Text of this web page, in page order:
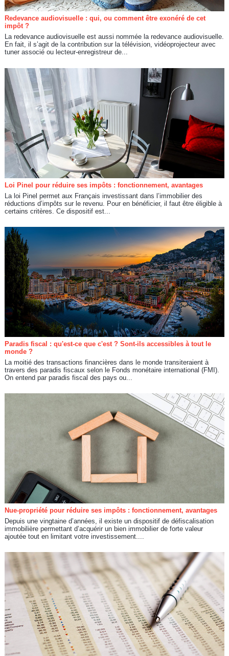
Redevance audiovisuelle : qui, ou comment être exonéré de cet
impôt ?
La redevance audiovisuelle est aussi nommée la redevance audiovisuelle.
En fait, il s’agit de la contribution sur la télévision, vidéoprojecteur avec
tuner associé ou lecteur-enregistreur de...
Loi Pinel pour réduire ses impôts : fonctionnement, avantages
La loi Pinel permet aux Français investissant dans l’immobilier des
réductions d’impôts sur le revenu. Pour en bénéficier, il faut être éligible à
certains critères. Ce dispositif est...
Paradis fiscal : qu'est-ce que c'est ? Sont-ils accessibles à tout le
monde ?
La moitié des transactions financières dans le monde transiteraient à
travers des paradis fiscaux selon le Fonds monétaire international (FMI).
On entend par paradis fiscal des pays ou...
Nue-propriété pour réduire ses impôts : fonctionnement, avantages
Depuis une vingtaine d’années, il existe un dispositif de défiscalisation
immobilière permettant d’acquérir un bien immobilier de forte valeur
ajoutée tout en limitant votre investissement....